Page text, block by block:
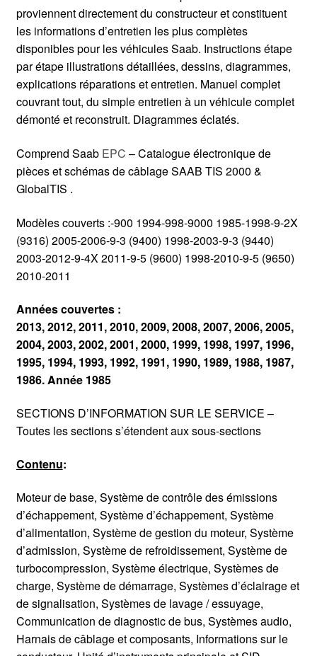
proviennent directement du constructeur et constituent
les informations d’entretien les plus complètes
disponibles pour les véhicules Saab. Instructions étape
par étape illustrations détaillées, dessins, diagrammes,
explications réparations et entretien. Manuel complet
couvrant tout, du simple entretien à un véhicule complet
démonté et reconstruit. Diagrammes éclatés.
Comprend Saab EPC – Catalogue électronique de
pièces et schémas de câblage SAAB TIS 2000 &
GlobalTIS .
Modèles couverts :-900 1994-998-9000 1985-1998-9-2X
(9316) 2005-2006-9-3 (9400) 1998-2003-9-3 (9440)
2003-2012-9-4X 2011-9-5 (9600) 1998-2010-9-5 (9650)
2010-2011
Années couvertes :
2013, 2012, 2011, 2010, 2009, 2008, 2007, 2006, 2005,
2004, 2003, 2002, 2001, 2000, 1999, 1998, 1997, 1996,
1995, 1994, 1993, 1992, 1991, 1990, 1989, 1988, 1987,
1986. Année 1985
SECTIONS D’INFORMATION SUR LE SERVICE –
Toutes les sections s’étendent aux sous-sections
Contenu:
Moteur de base, Système de contrôle des émissions
d’échappement, Système d’échappement, Système
d’alimentation, Système de gestion du moteur, Système
d’admission, Système de refroidissement, Système de
turbocompression, Système électrique, Systèmes de
charge, Système de démarrage, Systèmes d’éclairage et
de signalisation, Systèmes de lavage / essuyage,
Communication de diagnostic de bus, Systèmes audio,
Harnais de câblage et composants, Informations sur le